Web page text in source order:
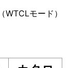
（WTCLモード）